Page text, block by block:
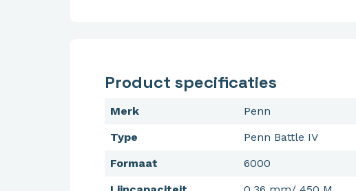
Product specificaties
Merk
Penn
Type
Penn Battle IV
Formaat
6000